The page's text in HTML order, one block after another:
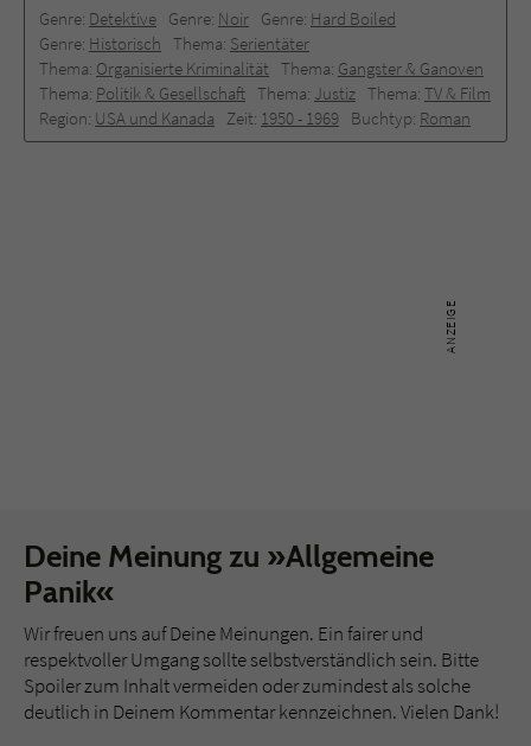
Genre: Detektive Genre: Noir Genre: Hard Boiled
Genre: Historisch Thema: Serientäter
Thema: Organisierte Kriminalität Thema: Gangster & Ganoven
Thema: Politik & Gesellschaft Thema: Justiz Thema: TV & Film
Region: USA und Kanada Zeit: 1950 - 1969 Buchtyp: Roman
Deine Meinung zu »Allgemeine
Panik«
Wir freuen uns auf Deine Meinungen. Ein fairer und
respektvoller Umgang sollte selbstverständlich sein. Bitte
Spoiler zum Inhalt vermeiden oder zumindest als solche
deutlich in Deinem Kommentar kennzeichnen. Vielen Dank!